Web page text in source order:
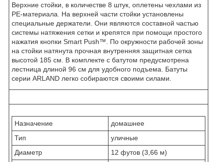
Верхние стойки, в количестве 8 штук, оплетены чехлами из
PE-материала. На верхней части стойки установлены
специальные держатели. Они являются составной частью
системы натяжения сетки и крепятся при помощи простого
нажатия кнопки Smart Push™. По окружности рабочей зоны
на стойки натянута прочная внутренняя защитная сетка
высотой 185 см. В комплекте с батутом предусмотрена
лестница длиной 96 см для удобного подъема. Батуты
серии ARLAND легко собираются своими силами.
Назначение
домашнее
Тип
уличные
Диаметр
12 футов (3,66 м)